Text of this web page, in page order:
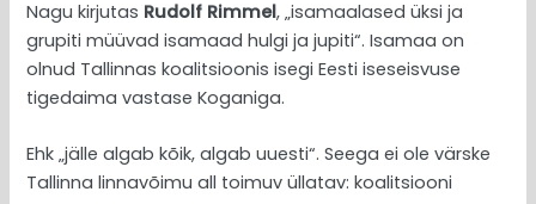
Nagu kirjutas Rudolf Rimmel, „isamaalased üksi ja
grupiti müüvad isamaad hulgi ja jupiti“. Isamaa on
olnud Tallinnas koalitsioonis isegi Eesti iseseisvuse
tigedaima vastase Koganiga.
Ehk „jälle algab kõik, algab uuesti“. Seega ei ole värske
Tallinna linnavõimu all toimuv üllatav: koalitsiooni